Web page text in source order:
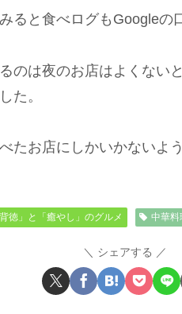
と食べログもGoogleの
のは夜のお店はよくない
た。
お店にしかいかないよ
徳」と「癒やし」のグルメ 中華料
シェアする